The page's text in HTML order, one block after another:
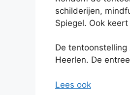
schilderijen,
Spiegel. Ook
De tentoonstelling
Heerlen. De
Lees ook